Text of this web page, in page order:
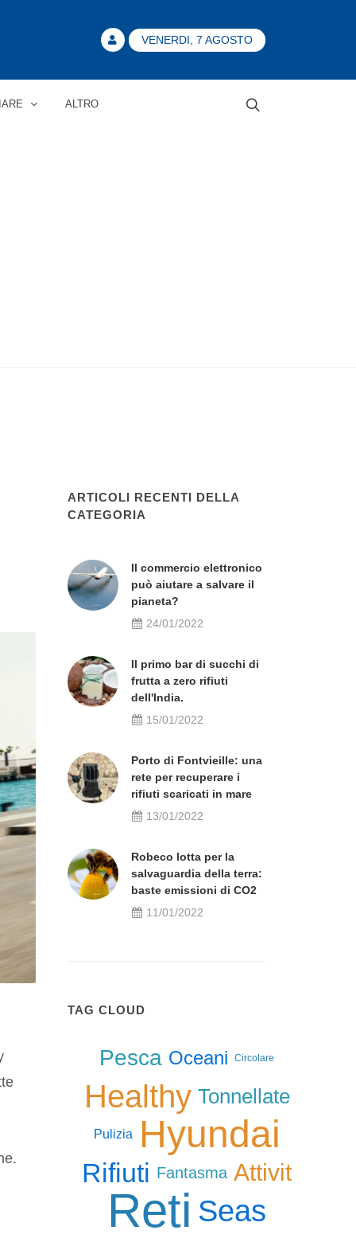
VENERDI, 7 AGOSTO
ALTRO
ARTICOLI RECENTI DELLA
CATEGORIA
Il commercio elettronico
può aiutare a salvare il
pianeta?
24/01/2022
Il primo bar di succhi di
frutta a zero rifiuti
dell'India.
15/01/2022
Porto di Fontvieille: una
rete per recuperare i
rifiuti scaricati in mare
13/01/2022
Robeco lotta per la
salvaguardia della terra:
baste emissioni di CO2
11/01/2022
TAG CLOUD
Pesca Oceani Circolare
Healthy Tonnellate
Pulizia Hyundai
Rifiuti Fantasma Attivit
Reti Seas